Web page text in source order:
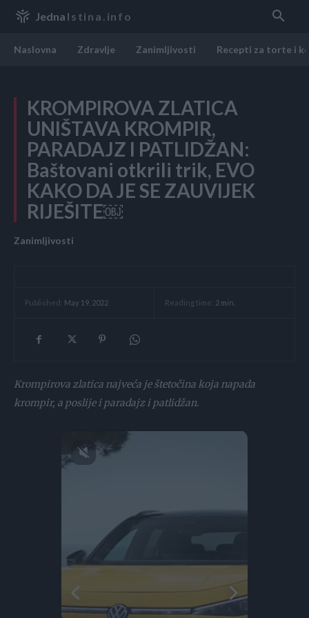
Jedna Istina.info
Naslovna Zdravlje Zanimljivosti Recepti za torte i
KROMPIROVA ZLATICA
UNIŠTAVA KROMPIR,
PARADAJZ I PATLIDŽAN:
Baštovani otkrili trik, EVO
KAKO DA JE SE ZAUVIJEK
RIJEŠITE￼
Zanimljivosti
Published: May 19, 2022 Reading time: 2 min.
Krompirova zlatica najveća je štetočina koja napada
krompir, a poslije i paradajz i patlidžan.